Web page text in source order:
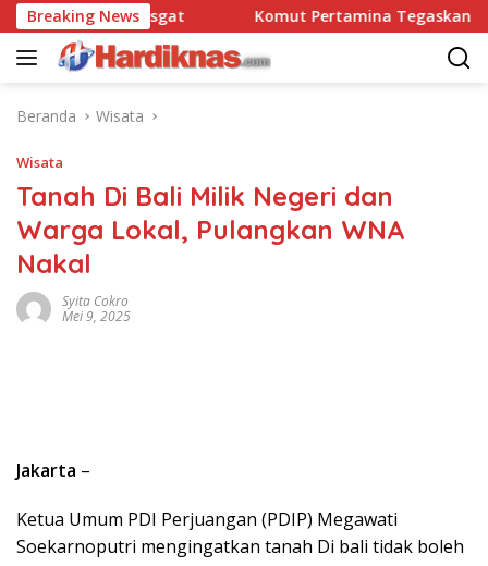
Langsung
ke
konten
Breaking News
90 Pasgat Komut Pertamina Tegaskan Tak
Beranda Wisata
Wisata
Tanah Di Bali Milik Negeri dan
Warga Lokal, Pulangkan WNA
Nakal
Syita Cokro
Mei 9, 2025
Jakarta –
Ketua Umum PDI Perjuangan (PDIP) Megawati
Soekarnoputri mengingatkan tanah Di bali tidak boleh